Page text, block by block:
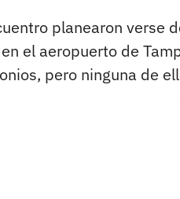
planearon verse
el aeropuerto de
pero ninguna de